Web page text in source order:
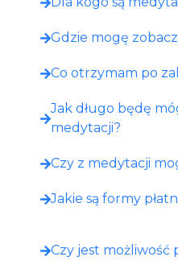
Gdzie mogę
Co otrzymam po
Jak długo będę
medytacji?
Czy z medytacji
Jakie są formy
Czy jest możliwość